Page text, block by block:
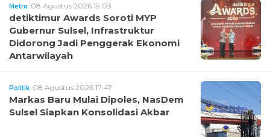
Metro 08 Agustus 2026 19:03
detiktimur Awards Soroti MYP
Gubernur Sulsel, Infrastruktur
Didorong Jadi Penggerak Ekonomi
Antarwilayah
Politik 08 Agustus 2026 17:47
Markas Baru Mulai Dipoles, NasDem
Sulsel Siapkan Konsolidasi Akbar